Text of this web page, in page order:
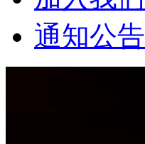
通知公告